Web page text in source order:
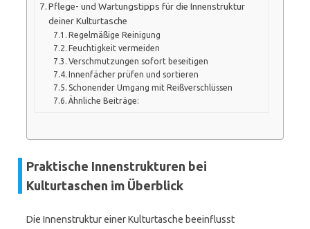
Pflege- und Wartungstipps für die Innenstruktur
deiner Kulturtasche
Regelmäßige Reinigung
Feuchtigkeit vermeiden
Verschmutzungen sofort beseitigen
Innenfächer prüfen und sortieren
Schonender Umgang mit Reißverschlüssen
Ähnliche Beiträge:
Praktische Innenstrukturen bei
Kulturtaschen im Überblick
Die Innenstruktur einer Kulturtasche beeinflusst